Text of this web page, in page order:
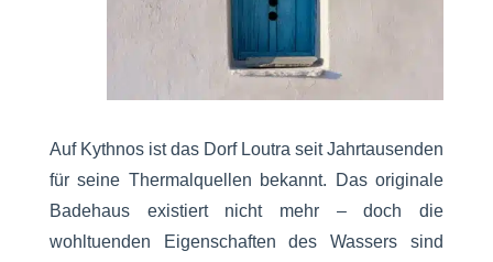
Auf Kythnos ist das Dorf Loutra seit Jahrtausenden
für seine Thermalquellen bekannt. Das originale
Badehaus existiert nicht mehr – doch die
wohltuenden Eigenschaften des Wassers sind